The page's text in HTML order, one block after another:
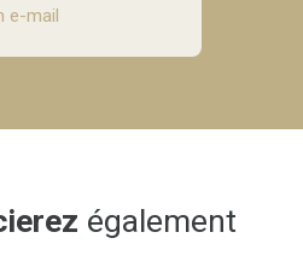
e-mail
également